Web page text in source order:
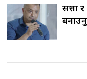
सत्ता